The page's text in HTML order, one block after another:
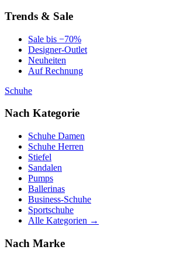
Trends & Sale
Sale bis −70%
Designer-Outlet
Neuheiten
Auf Rechnung
Schuhe
Nach Kategorie
Schuhe Damen
Schuhe Herren
Stiefel
Sandalen
Pumps
Ballerinas
Business-Schuhe
Sportschuhe
Alle Kategorien →
Nach Marke